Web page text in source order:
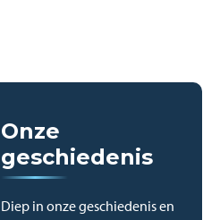
Onze
geschiedenis
Diep in onze geschiedenis en